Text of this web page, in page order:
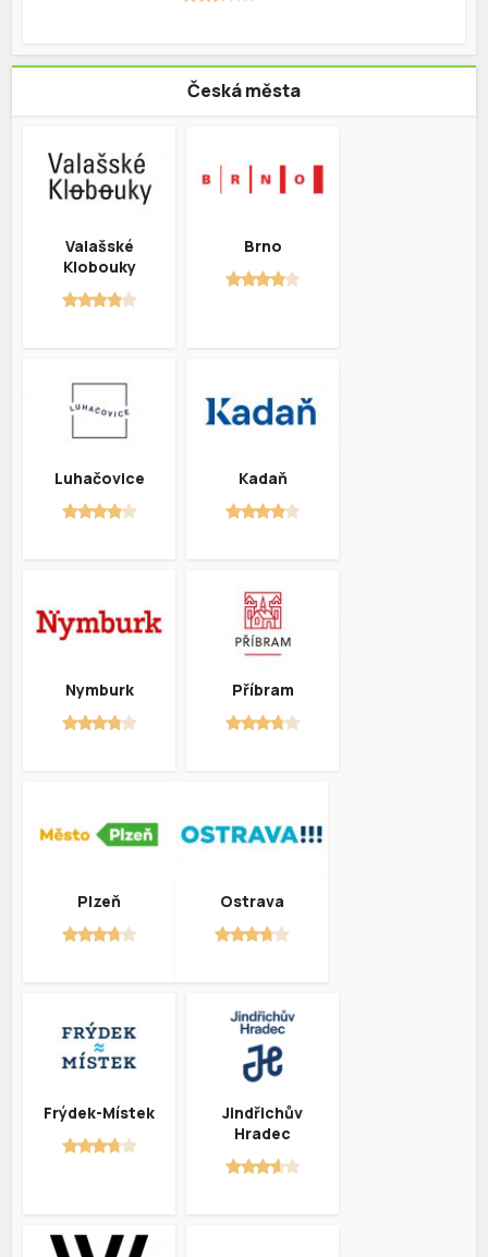
Česká města
Valašské
Klobouky
Brno
Luhačovice Kadaň
Nymburk Příbram
Plzeň Ostrava
Frýdek-Místek
Jindřichův
Hradec